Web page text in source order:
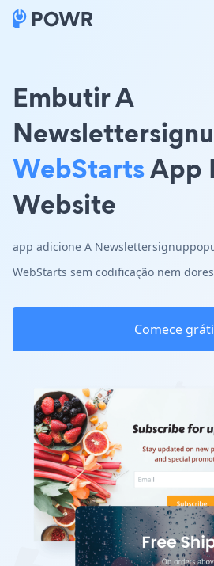
Embutir A
WebStartsApp
Website
app adicione A
WebStarts sem codificação nem
Comece